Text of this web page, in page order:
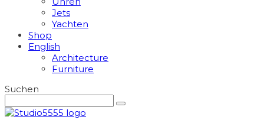
Jets
Yachten
Shop
English
Architecture
Furniture
Suchen